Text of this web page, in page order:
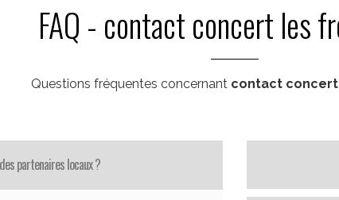
FAQ - contact concert les
Questions fréquentes concernant contact
partenaires locaux ?